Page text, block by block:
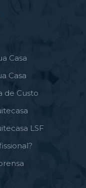
Casa
Casa
de Custo
LSF